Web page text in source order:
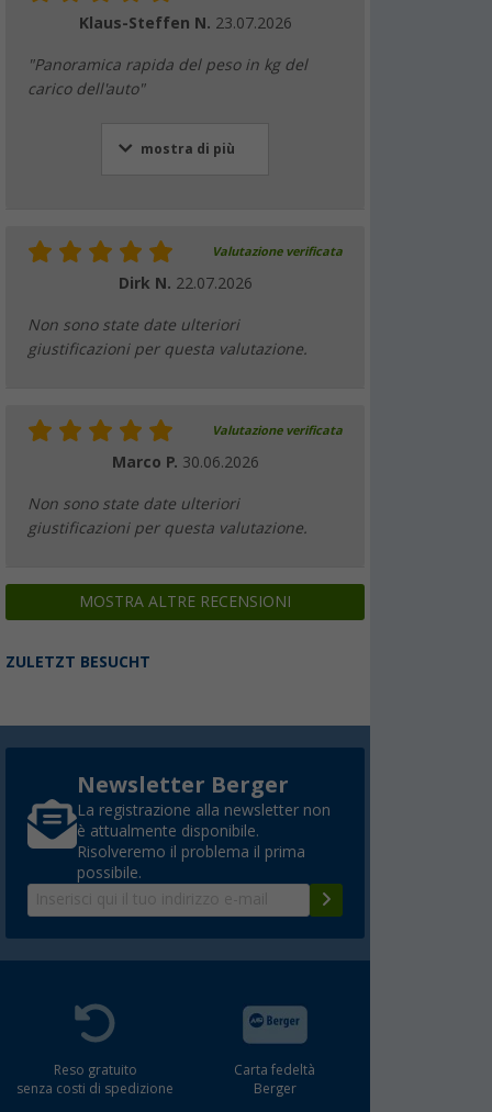
Klaus-Steffen N. 23.07.2026
"Panoramica rapida del peso in kg del
carico dell'auto"
mostra di più
Valutazione verificata
Dirk N. 22.07.2026
Non sono state date ulteriori
giustificazioni per questa valutazione.
Valutazione verificata
Marco P. 30.06.2026
Non sono state date ulteriori
giustificazioni per questa valutazione.
MOSTRA ALTRE RECENSIONI
ZULETZT BESUCHT
Newsletter Berger
La registrazione alla newsletter non
è attualmente disponibile.
Risolveremo il problema il prima
possibile.
Reso gratuito
senza costi di spedizione
Carta fedeltà
Berger